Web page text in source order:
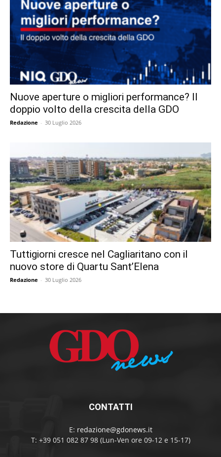
Nuove aperture o migliori performance? Il
doppio volto della crescita della GDO
Redazione - 30 Luglio 2026
Tuttigiorni cresce nel Cagliaritano con il
nuovo store di Quartu Sant’Elena
Redazione - 30 Luglio 2026
CONTATTI
E: redazione@gdonews.it
T: +39 051 082 87 98 (Lun-Ven ore 09-12 e 15-17)